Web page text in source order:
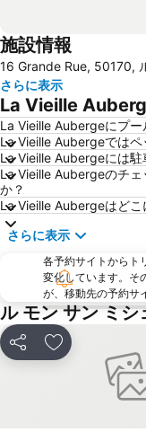
施設情報
16 Grande Rue, 50170,
さらに表示
La Vieille
La Vieille Aubergeにプー
La Vieille Aubergeではペ
La Vieille Aubergeには駐
La Vieille Aubergeのチ
か？
La Vieille Aubergeはどこ
さらに表示
各予約サイトからト
変化しています。そ
が、移動先の予約サ
ル モン サン ミ
シェア お気に入りに